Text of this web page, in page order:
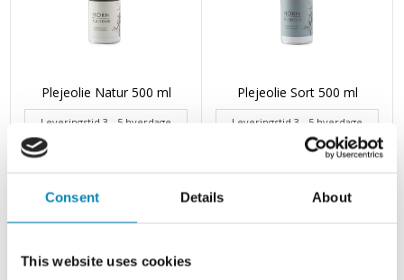
Consent Details About
This website uses cookies
Plejeolie Natur 500 ml
Leveringstid 3 - 5 hverdage
Din-pris: 461,00
Plejeolie Sort 500 ml
Leveringstid 3 - 5 hverdage
Din-pris: 461,00DKK